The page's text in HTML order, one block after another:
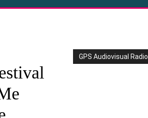
GPS Audiovisual Radio